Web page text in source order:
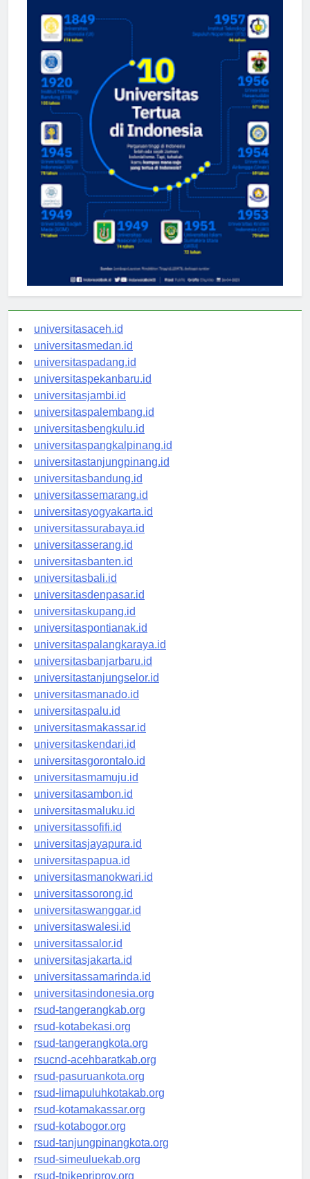
universitasaceh.id
universitasmedan.id
universitaspadang.id
universitaspekanbaru.id
universitasjambi.id
universitaspalembang.id
universitasbengkulu.id
universitaspangkalpinang.id
universitastanjungpinang.id
universitasbandung.id
universitassemarang.id
universitasyogyakarta.id
universitassurabaya.id
universitasserang.id
universitasbanten.id
universitasbali.id
universitasdenpasar.id
universitaskupang.id
universitaspontianak.id
universitaspalangkaraya.id
universitasbanjarbaru.id
universitastanjungselor.id
universitasmanado.id
universitaspalu.id
universitasmakassar.id
universitaskendari.id
universitasgorontalo.id
universitasmamuju.id
universitasambon.id
universitasmaluku.id
universitassofifi.id
universitasjayapura.id
universitaspapua.id
universitasmanokwari.id
universitassorong.id
universitaswanggar.id
universitaswalesi.id
universitassalor.id
universitasjakarta.id
universitassamarinda.id
universitasindonesia.org
rsud-tangerangkab.org
rsud-kotabekasi.org
rsud-tangerangkota.org
rsucnd-acehbaratkab.org
rsud-pasuruankota.org
rsud-limapuluhkotakab.org
rsud-kotamakassar.org
rsud-kotabogor.org
rsud-tanjungpinangkota.org
rsud-simeuluekab.org